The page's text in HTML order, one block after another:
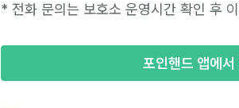
* 전화 문의는 보호소 운영시간 확인 후
포인핸드 앱에서